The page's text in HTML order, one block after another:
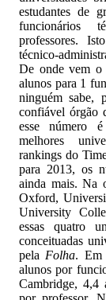
estudantes de
funcionários
professores.
técnico-
De onde vem o
alunos para 1
ninguém sabe,
confiável órgão
esse número
melhores
rankings do
para 2013, os
ainda mais. Na
Oxford,
University
essas quatro
conceituadas
pela Folha. Em
alunos por
Cambridge, 4,4